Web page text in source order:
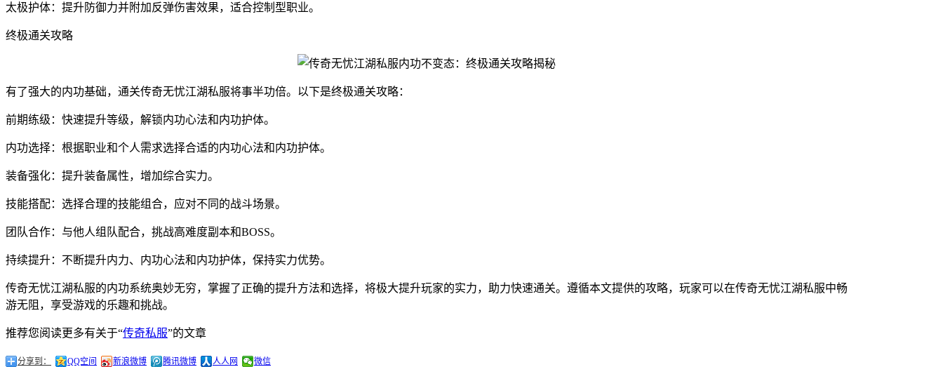
太极护体：提升防御力并附加反弹伤害效果，适合控制型职业。
终极通关攻略
有了强大的内功基础，通关传奇无忧江湖私服将事半功倍。以下是终极通关攻略：
前期练级：快速提升等级，解锁内功心法和内功护体。
内功选择：根据职业和个人需求选择合适的内功心法和内功护体。
装备强化：提升装备属性，增加综合实力。
技能搭配：选择合理的技能组合，应对不同的战斗场景。
团队合作：与他人组队配合，挑战高难度副本和BOSS。
持续提升：不断提升内力、内功心法和内功护体，保持实力优势。
传奇无忧江湖私服的内功系统奥妙无穷，掌握了正确的提升方法和选择，将极大提升玩家的实力，助力快速通关。遵循本文提供的攻略，玩家可以在传奇无忧江湖私服中畅
游无阻，享受游戏的乐趣和挑战。
推荐您阅读更多有关于“传奇私服”的文章
分享到： QQ空间 新浪微博 腾讯微博 人人网 微信